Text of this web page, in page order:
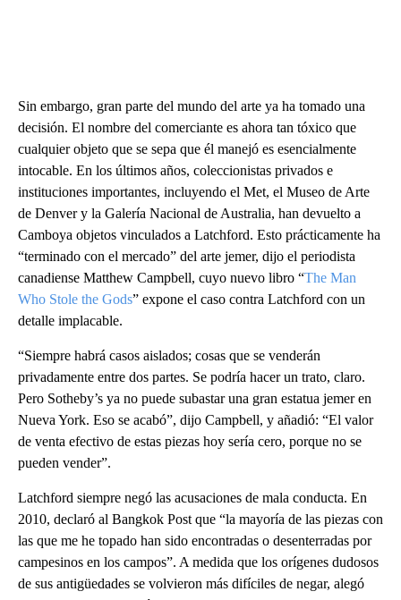
Sin embargo, gran parte del mundo del arte ya ha tomado una
decisión. El nombre del comerciante es ahora tan tóxico que
cualquier objeto que se sepa que él manejó es esencialmente
intocable. En los últimos años, coleccionistas privados e
instituciones importantes, incluyendo el Met, el Museo de Arte
de Denver y la Galería Nacional de Australia, han devuelto a
Camboya objetos vinculados a Latchford. Esto prácticamente ha
“terminado con el mercado” del arte jemer, dijo el periodista
canadiense Matthew Campbell, cuyo nuevo libro “The Man
Who Stole the Gods” expone el caso contra Latchford con un
detalle implacable.
“Siempre habrá casos aislados; cosas que se venderán
privadamente entre dos partes. Se podría hacer un trato, claro.
Pero Sotheby’s ya no puede subastar una gran estatua jemer en
Nueva York. Eso se acabó”, dijo Campbell, y añadió: “El valor
de venta efectivo de estas piezas hoy sería cero, porque no se
pueden vender”.
Latchford siempre negó las acusaciones de mala conducta. En
2010, declaró al Bangkok Post que “la mayoría de las piezas con
las que me he topado han sido encontradas o desenterradas por
campesinos en los campos”. A medida que los orígenes dudosos
de sus antigüedades se volvieron más difíciles de negar, alegó